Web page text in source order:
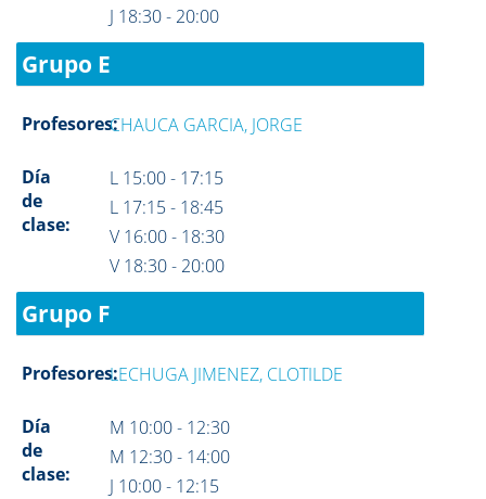
J 18:30 - 20:00
Grupo E
Profesores:CHAUCA GARCIA, JORGE
Día
de
clase:
L 15:00 - 17:15
L 17:15 - 18:45
V 16:00 - 18:30
V 18:30 - 20:00
Grupo F
Profesores:LECHUGA JIMENEZ, CLOTILDE
Día
de
clase:
M 10:00 - 12:30
M 12:30 - 14:00
J 10:00 - 12:15